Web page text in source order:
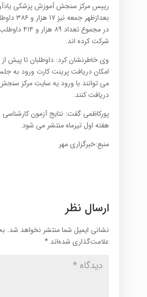
رییس مرکز سنجش آموزش پزشکی
بعدازظهر
در مجموع تعداد
شرکت کرده اند.
وی خاطرنشان کرد: داوطلبان تا پیش از
امکان دریافت پرینت کارت ورود به
می توانند با ورود یه سایت مرکز
دریافت کنند.
پورکاظمی گفت: نتایج آزمون
هفته اول تیرماه منتشر می شود.
منبع:خبرگزاری مهر
ارسال نظر
نشانی ایمیل شما منتشر نخواهد شد.
علامت‌گذاری شده‌اند *